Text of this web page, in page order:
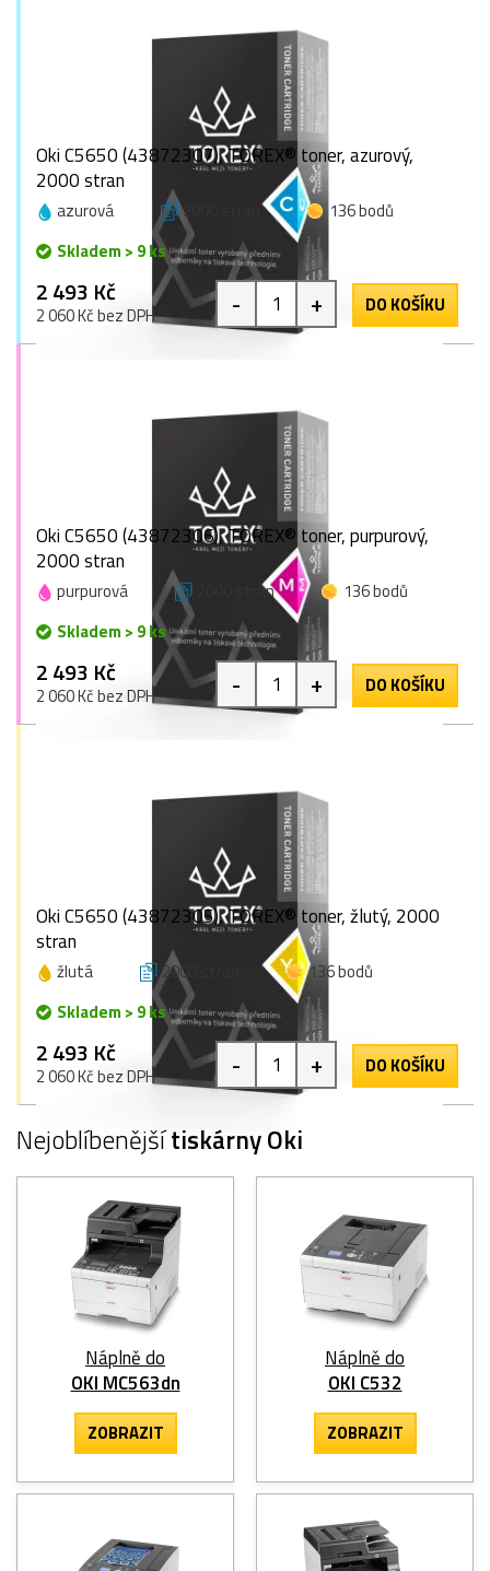
Oki C5650 (43872307), TOREX® toner, azurový,
2000 stran
azurová 2000 stran
136 bodů
Skladem > 9 ks
2 493 Kč
2 060 Kč bez DPH - + DO KOŠÍKU
Oki C5650 (43872306), TOREX® toner, purpurový,
2000 stran
purpurová 2000 stran
136 bodů
Skladem > 9 ks
2 493 Kč
2 060 Kč bez DPH - + DO KOŠÍKU
Oki C5650 (43872305), TOREX® toner, žlutý, 2000
stran
žlutá 2000 stran
136 bodů
Skladem > 9 ks
2 493 Kč
2 060 Kč bez DPH - + DO KOŠÍKU
Nejoblíbenějšítiskárny Oki
Náplně do
OKI MC563dn
ZOBRAZIT
Náplně do
OKI C532
ZOBRAZIT